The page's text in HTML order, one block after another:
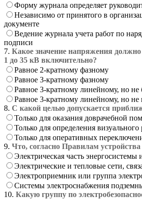
Форму журнала определяет
Независимо от принятого в
документе
Ведение журнала учета работ по
подписи
7. Какое значение напряжения
1 до 35 кВ включительно?
Равное 2-кратному фазному
Равное 3-кратному фазному
Равное 3-кратному линейному, но не
Равное 3-кратному линейному, но
8. С какой целью допускается
Только для оказания доврачебной
Только для определения
Только для оперативных
9. Что, согласно Правилам
Электрическая часть
Электрические и тепловые сети,
Электроприемник или группа
Системы электроснабжения
10. Какую группу по